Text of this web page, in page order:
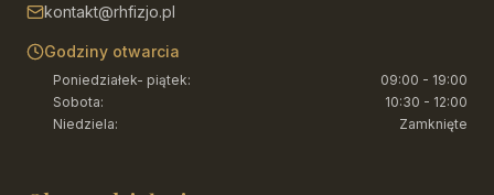
kontakt@rhfizjo.pl
Godziny otwarcia
Poniedziałek- piątek:
09:00 - 19:00
Sobota:
10:30 - 12:00
Niedziela: Zamknięte